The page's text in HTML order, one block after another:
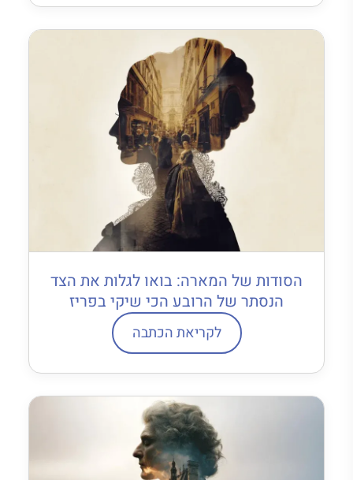
הסודות של המארה: בואו לגלות את הצד
הנסתר של הרובע הכי שיקי בפריז
לקריאת הכתבה